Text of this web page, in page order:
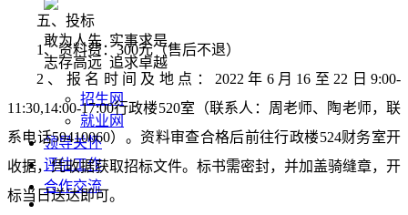
敢为人先 实事求是
志存高远 追求卓越
招生网
就业网
领导关怀
评估工作
合作交流
五、投标
1、资料费：300元（售后不退）
2 、 报名时间 及地点 ： 2022年6月 16至22 日9:00-
11:30,14:00-17:00行政楼520室 （联系人： 周老师、 陶老师，联
系电话59410060）。 资料审查合格后前往行政楼524财务室开
收据，凭收据获取招标文件。 标书需密封，并加盖骑缝章，开
标当日送达即可。